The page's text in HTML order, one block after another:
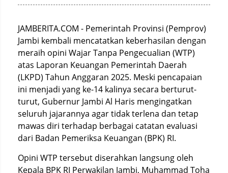
JAMBERITA.COM - Pemerintah Provinsi (Pemprov)
Jambi kembali mencatatkan keberhasilan dengan
meraih opini Wajar Tanpa Pengecualian (WTP)
atas Laporan Keuangan Pemerintah Daerah
(LKPD) Tahun Anggaran 2025. Meski pencapaian
ini menjadi yang ke-14 kalinya secara berturut-
turut, Gubernur Jambi Al Haris mengingatkan
seluruh jajarannya agar tidak terlena dan tetap
mawas diri terhadap berbagai catatan evaluasi
dari Badan Pemeriksa Keuangan (BPK) RI.
Opini WTP tersebut diserahkan langsung oleh
Kepala BPK RI Perwakilan Jambi, Muhammad Toha